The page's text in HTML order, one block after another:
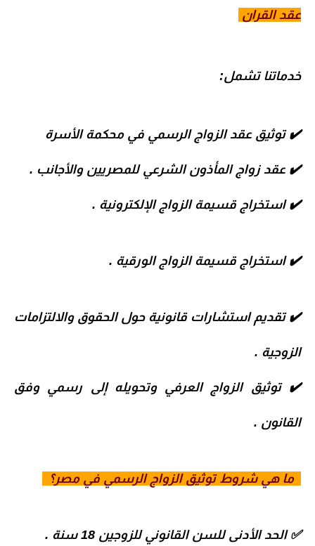
عقد القران
خدماتنا تشمل:
✔️توثيق عقد الزواج الرسمي في محكمة الأسرة
✔️ عقد زواج المأذون الشرعي للمصريين والأجانب .
✔️استخراج قسيمة الزواج الإلكترونية .
✔️استخراج قسيمة الزواج الورقية .
✔️تقديم استشارات قانونية حول الحقوق والالتزامات
الزوجية .
✔️توثيق الزواج العرفي وتحويله إلى رسمي وفق
القانون .
ما هي شروط توثيق الزواج الرسمي في مصر؟
✅الحد الأدنى للسن القانوني للزوجين 18 سنة .